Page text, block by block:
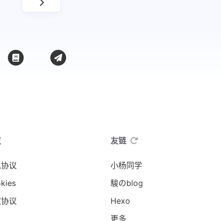
议
议
友链
小杨同学
駿のblog
Hexo
更多